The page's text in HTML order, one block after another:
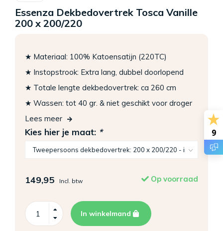
Essenza Dekbedovertrek Tosca Vanille
200 x 200/220
★ Materiaal: 100% Katoensatijn (220TC)
★ Instopstrook: Extra lang, dubbel doorlopend
★ Totale lengte dekbedovertrek: ca 260 cm
★ Wassen: tot 40 gr. & niet geschikt voor droger
Lees meer
Kies hier je maat: *
149,95 Incl. btw Op voorraad
In winkelmand
9